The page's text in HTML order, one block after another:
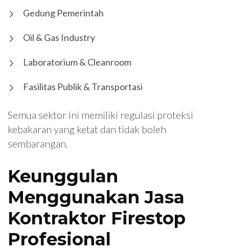
Gedung Pemerintah
Oil & Gas Industry
Laboratorium & Cleanroom
Fasilitas Publik & Transportasi
Semua sektor ini memiliki regulasi proteksi
kebakaran yang ketat dan tidak boleh
sembarangan.
Keunggulan
Menggunakan Jasa
Kontraktor Firestop
Profesional